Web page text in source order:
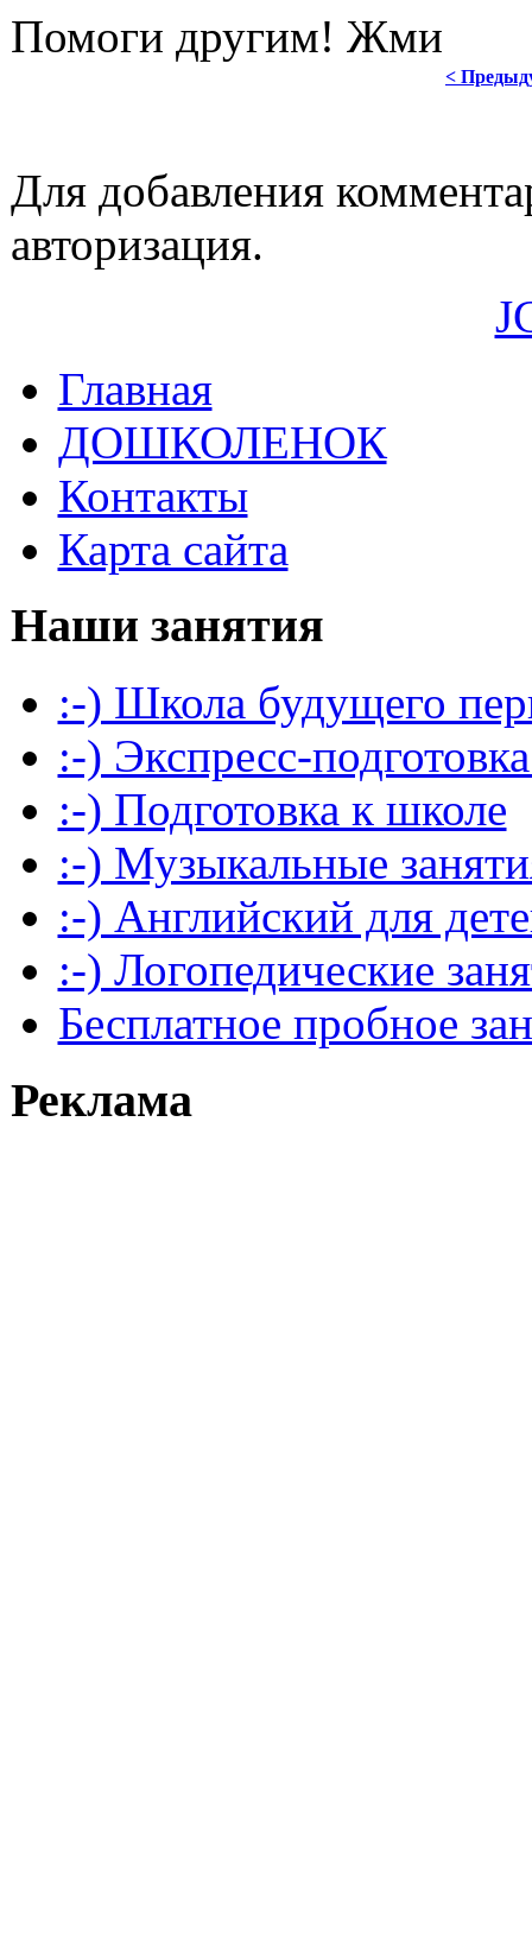
Помоги другим! Жми
<
Для добавления
авторизация.
Главная
ДОШКОЛЕНОК
Контакты
Карта сайта
Наши занятия
:-) Школа будущего
:-) Экспресс-
:-) Подготовка к школе
:-) Музыкальные
:-) Английский для
:-) Логопедические
Бесплатное пробное
Реклама